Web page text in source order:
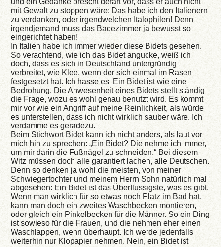
und ein Gedanke prescht derart vor, dass er auch nicht
mit Gewalt zu stoppen wäre: Das habe ich den Italienern
zu verdanken, oder irgendwelchen Italophilen! Denn
irgendjemand muss das Badezimmer ja bewusst so
eingerichtet haben!
In Italien habe ich immer wieder diese Bidets gesehen.
So verachtend, wie ich das Bidet angucke, weiß ich
doch, dass es sich in Deutschland untergründig
verbreitet, wie Klee, wenn der sich einmal im Rasen
festgesetzt hat. Ich hasse es. Ein Bidet ist wie eine
Bedrohung. Die Anwesenheit eines Bidets stellt ständig
die Frage, wozu es wohl genau benutzt wird. Es kommt
mir vor wie ein Angriff auf meine Reinlichkeit, als würde
es unterstellen, dass ich nicht wirklich sauber wäre. Ich
verdamme es geradezu.
Beim Stichwort Bidet kann ich nicht anders, als laut vor
mich hin zu sprechen: „Ein Bidet? Die nehme ich immer,
um mir darin die Fußnägel zu schneiden.“ Bei diesem
Witz müssen doch alle garantiert lachen, alle Deutschen.
Denn so denken ja wohl die meisten, von meiner
Schwiegertochter und meinem Herrn Sohn natürlich mal
abgesehen: Ein Bidet ist das Überflüssigste, was es gibt.
Wenn man wirklich für so etwas noch Platz im Bad hat,
kann man doch ein zweites Waschbecken montieren,
oder gleich ein Pinkelbecken für die Männer. So ein Ding
ist sowieso für die Frauen, und die nehmen eher einen
Waschlappen, wenn überhaupt. Ich werde jedenfalls
weiterhin nur Klopapier nehmen. Nein, ein Bidet ist